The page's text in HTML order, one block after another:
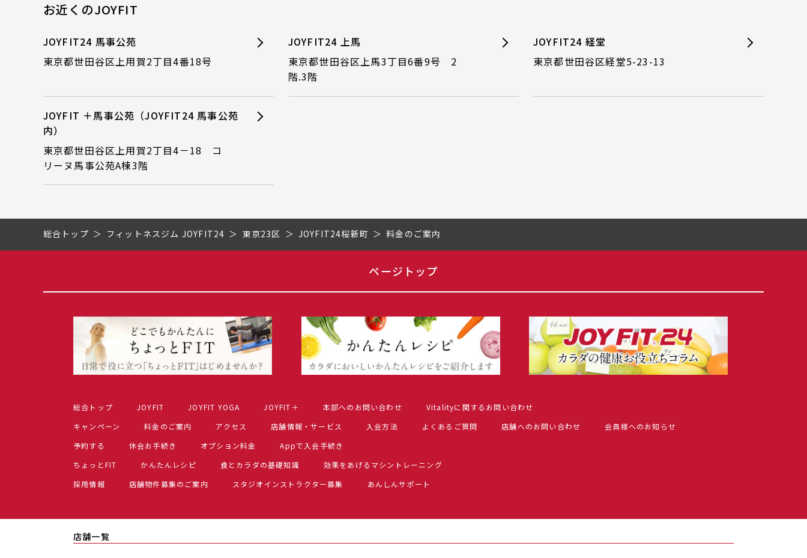
お近くのJOYFIT
JOYFIT24 馬事公苑
東京都世田谷区上用賀2丁目4番18号
JOYFIT24 上馬
東京都世田谷区上馬3丁目6番9号 2
階.3階
JOYFIT24 経堂
東京都世田谷区経堂5-23-13
JOYFIT ＋馬事公苑（JOYFIT24 馬事公苑
内）
東京都世田谷区上用賀2丁目4－18 コ
リーヌ馬事公苑A棟3階
総合トップ フィットネスジム JOYFIT24 東京23区 JOYFIT24桜新町 料金のご案内
ページトップ
総合トップ JOYFIT JOYFIT YOGA JOYFIT＋ 本部へのお問い合わせ
Vitalityに関するお問い合わせ
キャンペーン
料金のご案内 アクセス 店舗情報・サービス 入会方法 よくあるご質問 店舗へのお問い合わせ
会員様へのお知らせ
予約する
休会お手続き オプション料金
Appで入会手続き
ちょっとFIT
かんたんレシピ 食とカラダの基礎知識
効果をあげるマシントレーニング
採用情報
店舗物件募集のご案内 スタジオインストラクター募集 あんしんサポート
店舗一覧